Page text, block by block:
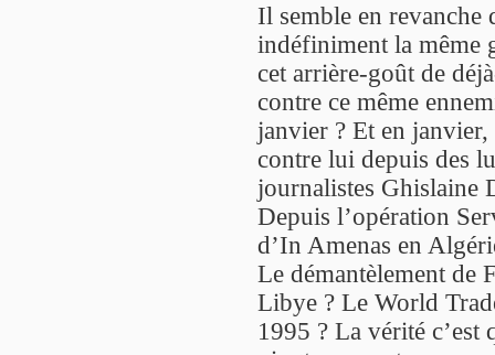
Il semble en revanche
indéfiniment la même
cet arrière-goût de
contre ce même
janvier ? Et en janvier,
contre lui depuis des
journalistes Ghislaine
Depuis l’opération
d’In Amenas en
Le démantèlement de
Libye ? Le World
1995 ? La vérité c’est